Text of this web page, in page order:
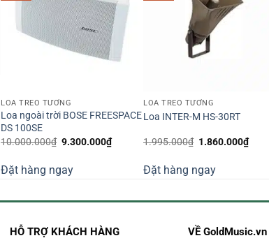
LOA TREO TƯỜNG
Loa ngoài trời BOSE FREESPACE
DS 100SE
10.000.000₫ Giá
10.000.000₫.
9.300.000₫Giá
hiện
Đặt hàng ngay
LOA TREO TƯỜNG
Loa INTER-M HS-30RT
1.995.000₫ Giá
1.995.000₫.
1.860.000₫Giá
hiện
Đặt hàng ngay
HỖ TRỢ KHÁCH HÀNG VỀ GoldMusic.vn